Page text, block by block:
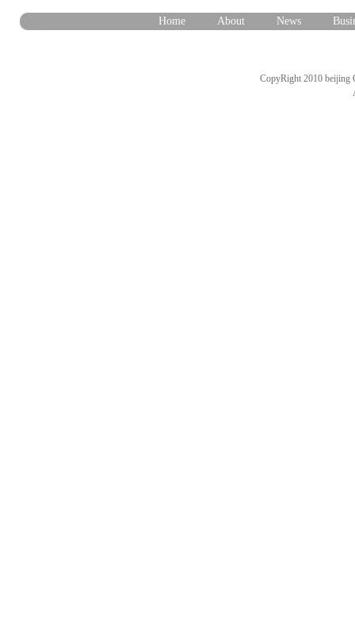
Home About News
CopyRight 2010 beijing